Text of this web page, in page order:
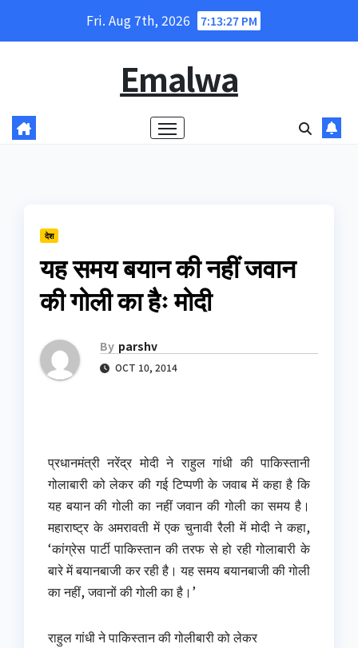
Fri. Aug 7th, 2026 7:13:28 PM
Emalwa
देश
यह समय बयान की नहीं जवान
की गोली का हैः मोदी
By parshv
OCT 10, 2014
प्रधानमंत्री नरेंद्र मोदी ने राहुल गांधी की पाकिस्तानी
गोलाबारी को लेकर की गई टिप्पणी के जवाब में कहा है कि
यह बयान की गोली का नहीं जवान की गोली का समय है।
महाराष्ट्र के अमरावती में एक चुनावी रैली में मोदी ने कहा,
‘कांग्रेस पार्टी पाकिस्तान की तरफ से हो रही गोलाबारी के
बारे में बयानबाजी कर रही है। यह समय बयानबाजी की गोली
का नहीं, जवानों की गोली का है।’
राहुल गांधी ने पाकिस्तान की गोलीबारी को लेकर